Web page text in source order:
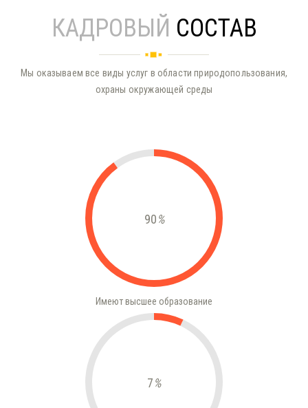
КАДРОВЫЙ СОСТАВ
Мы оказываем все виды услуг в области природопользования,
охраны окружающей среды
90%
Имеют высшее образование
7%